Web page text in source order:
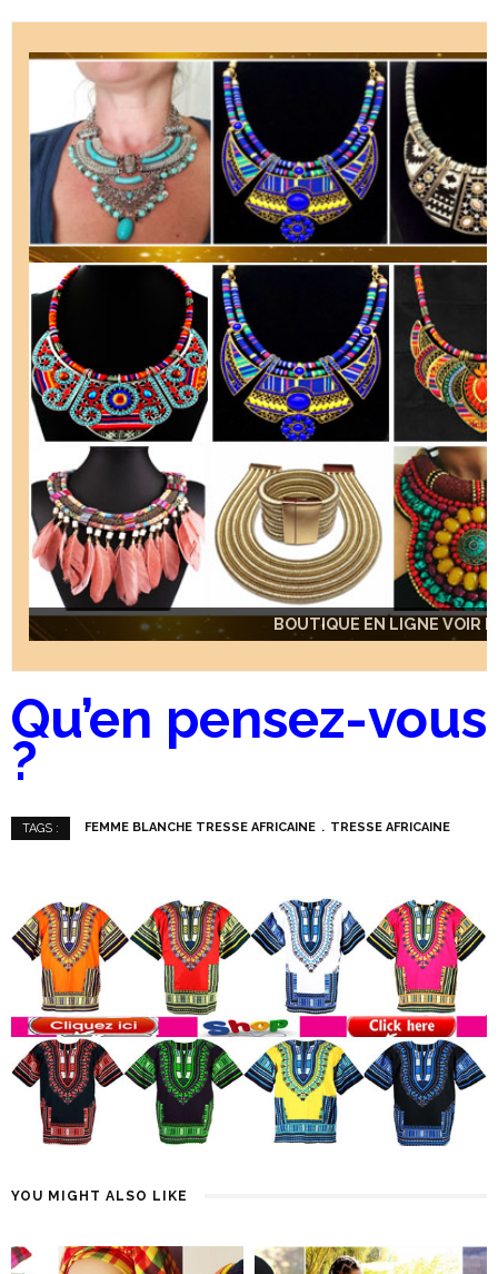
BOUTIQUE EN LIGNE VOIR
BOUTIQUE EN LIGNE VOIR
BOUTIQUE EN LIGNE VOIR
Qu’en pensez-vous
?
TAGS : FEMME BLANCHE TRESSE AFRICAINE TRESSE AFRICAINE
YOU MIGHT ALSO LIKE